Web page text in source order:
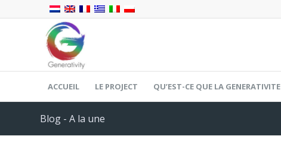
ACCUEIL LE PROJECT QU’EST-CE QUE LA GENERATIVITE
Blog - A la une